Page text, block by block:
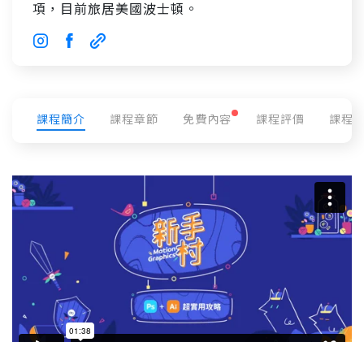
課程簡介 課程章節 免費內容 課程評價 課程
項，目前旅居美國波士頓。